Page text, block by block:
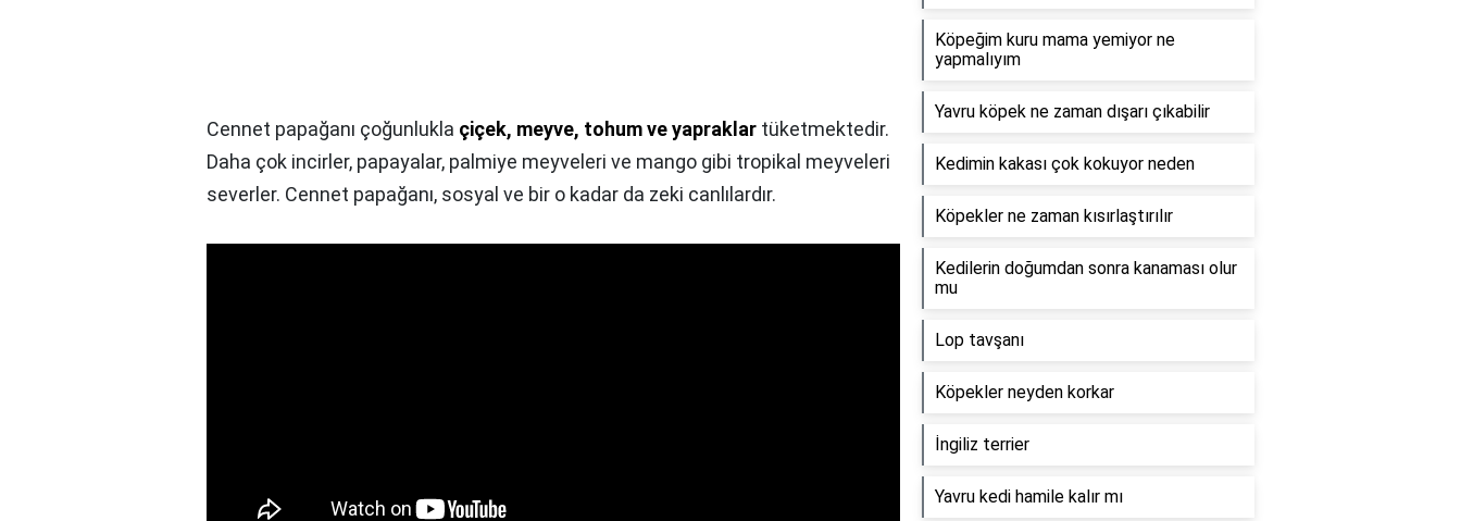
Cennet papağanı çoğunlukla çiçek, meyve, tohum ve yapraklar tüketmektedir.
Daha çok incirler, papayalar, palmiye meyveleri ve mango gibi tropikal meyveleri
severler. Cennet papağanı, sosyal ve bir o kadar da zeki canlılardır.
Köpeğim kuru mama yemiyor ne
yapmalıyım
Yavru köpek ne zaman dışarı çıkabilir
Kedimin kakası çok kokuyor neden
Köpekler ne zaman kısırlaştırılır
Kedilerin doğumdan sonra kanaması olur
mu
Lop tavşanı
Köpekler neyden korkar
İngiliz terrier
Yavru kedi hamile kalır mı